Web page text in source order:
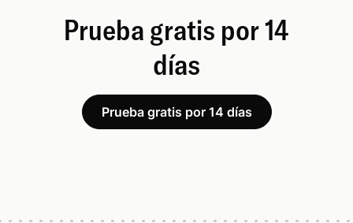
Prueba gratis por 14
días
Prueba gratis por 14 días